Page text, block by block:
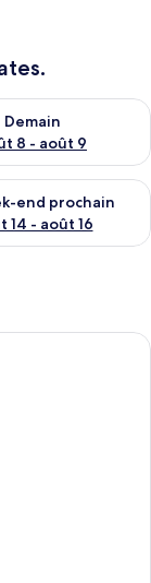
8
Demain
8 - août 9
pour
7 - août 9
end prochain
14 - août 16
pour
moderne